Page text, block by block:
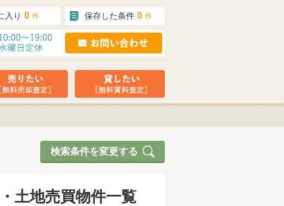
入り 0 件 保存した条件 0 件
検索条件を変更する
土地売買物件一覧